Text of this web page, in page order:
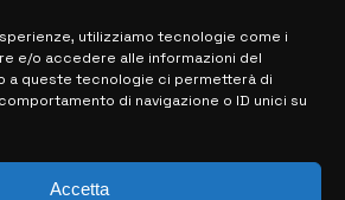
utilizziamo tecnologie come i
e/o accedere alle informazioni del
a queste tecnologie ci permetterà di
di navigazione o ID unici su
Accetta